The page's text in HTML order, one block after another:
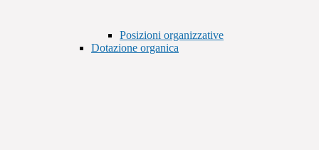
Posizioni organizzative
Dotazione organica